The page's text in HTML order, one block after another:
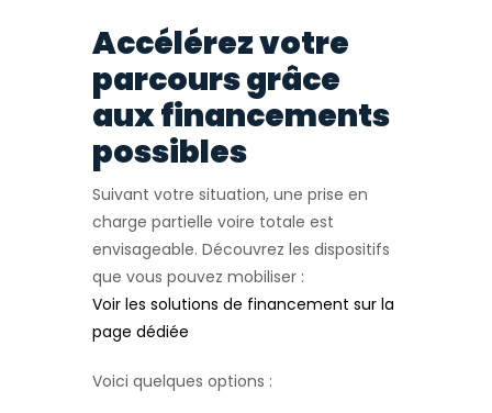
Accélérez votre
parcours grâce
aux financements
possibles
Suivant votre situation, une prise en
charge partielle voire totale est
envisageable. Découvrez les dispositifs
que vous pouvez mobiliser :
Voir les solutions de financement sur la
page dédiée
Voici quelques options :